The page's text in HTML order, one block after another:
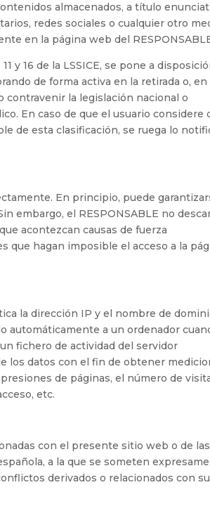
almacenados, a título
redes sociales o cualquier otro
en la página web del
y 16 de la LSSICE, se pone a
de forma activa en la retirada o, en
contravenir la legislación nacional o
En caso de que el usuario considere
de esta clasificación, se ruega lo
En principio, puede
embargo, el RESPONSABLE no
acontezcan causas de fuerza
que hagan imposible el acceso a la
la dirección IP y el nombre de
automáticamente a un ordenador
fichero de actividad del servidor
los datos con el fin de obtener
de páginas, el número de
etc.
con el presente sitio web o de las
a la que se someten
derivados o relacionados con su